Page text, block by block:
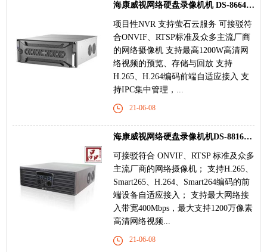
海康威视网络硬盘录像机机 DS-8664N-I16 DS-8616N-I
项目性NVR 支持萤石云服务 可接驳符
合ONVIF、RTSP标准及众多主流厂商
的网络摄像机 支持最高1200W高清网
络视频的预览、存储与回放 支持
H.265、H.264编码前端自适应接入 支
持IPC集中管理，...
21-06-08
海康威视网络硬盘录像机机DS-8816N-R16/4K DS-8832N-
可接驳符合 ONVIF、RTSP 标准及众多
主流厂商的网络摄像机； 支持H.265、
Smart265、H.264、Smart264编码的前
端设备自适应接入； 支持最大网络接
入带宽400Mbps，最大支持1200万像素
高清网络视频...
21-06-08